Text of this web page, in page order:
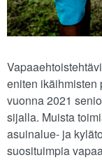
eniten ikäihmisten
vuonna 2021
sijalla. Muista
asuinalue- ja
suosituimpia